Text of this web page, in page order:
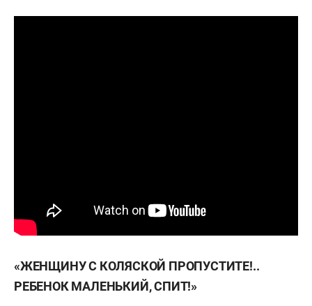
«ЖЕНЩИНУ С КОЛЯСКОЙ ПРОПУСТИТЕ!..
РЕБЕНОК МАЛЕНЬКИЙ, СПИТ!»